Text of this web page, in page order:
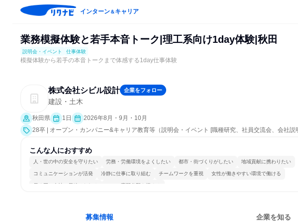
インターン＆キャリア
業務模擬体験と若手本音トーク|理工系向け1day体験|秋田
説明会・イベント 仕事体験
模擬体験から若手の本音トークまで体感する1day仕事体験
株式会社シビル設計 企業をフォロー
建設・土木
秋田県 1日
2026年8月・9月・10月
28卒 | オープン・カンパニー&キャリア教育等（説明会・イベント [職種研究、社員交流会、会社説
こんな人におすすめ
人・世の中の安全を守りたい 労務・労働環境をよくしたい 都市・街づくりがしたい 地域貢献に携わりたい
コミュニケーションが活発 冷静に仕事に取り組む チームワークを重視 女性が働きやすい環境で働ける
長く同じ会社に居続けられる 一つの専門分野を極める
募集情報 企業を知る